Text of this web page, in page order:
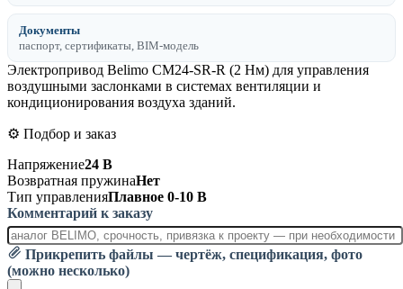
Документы
паспорт, сертификаты, BIM-модель
Электропривод Belimo CM24-SR-R (2 Нм) для управления
воздушными заслонками в системах вентиляции и
кондиционирования воздуха зданий.
⚙️ Подбор и заказ
Напряжение24 В
Возвратная пружинаНет
Тип управленияПлавное 0-10 В
Комментарий к заказу
Прикрепить файлы — чертёж, спецификация, фото
(можно несколько)